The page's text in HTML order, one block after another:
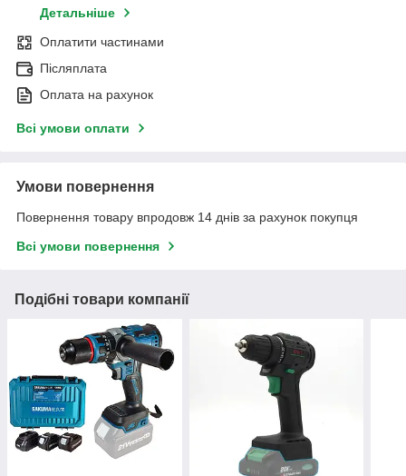
Детальніше
Оплатити частинами
Післяплата
Оплата на рахунок
Всі умови оплати
Умови повернення
Повернення товару впродовж 14 днів за рахунок покупця
Всі умови повернення
Подібні товари компанії